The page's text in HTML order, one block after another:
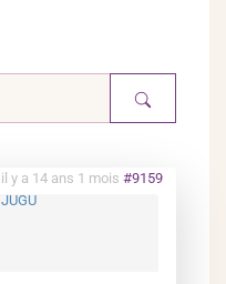
il y a 14 ans 1 mois #9159
JUGU